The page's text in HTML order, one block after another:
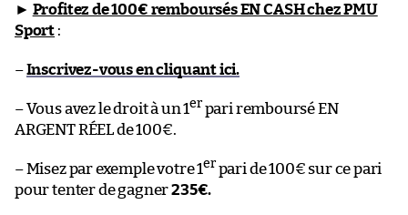
► Profitez de 100€ remboursés EN CASH chez PMU
Sport :
–Inscrivez-vous en cliquant ici.
– Vous avez le droit à un 1er pari remboursé EN
ARGENT RÉEL de 100€.
– Misez par exemple votre 1er pari de 100€ sur ce pari
pour tenter de gagner235€.